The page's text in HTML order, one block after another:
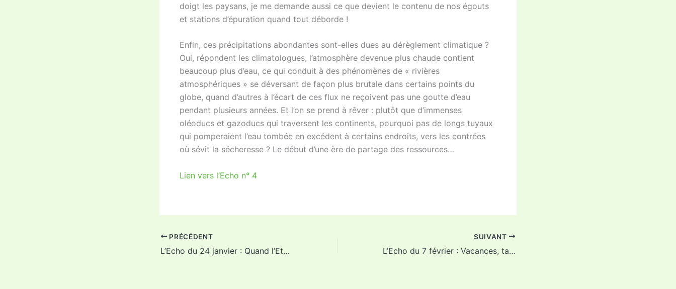
doigt les paysans, je me demande aussi ce que devient le contenu de nos égouts
et stations d’épuration quand tout déborde !
Enfin, ces précipitations abondantes sont-elles dues au dérèglement climatique ?
Oui, répondent les climatologues, l’atmosphère devenue plus chaude contient
beaucoup plus d’eau, ce qui conduit à des phénomènes de « rivières
atmosphériques » se déversant de façon plus brutale dans certains points du
globe, quand d’autres à l’écart de ces flux ne reçoivent pas une goutte d’eau
pendant plusieurs années. Et l’on se prend à rêver : plutôt que d’immenses
oléoducs et gazoducs qui traversent les continents, pourquoi pas de longs tuyaux
qui pomperaient l’eau tombée en excédent à certains endroits, vers les contrées
où sévit la sécheresse ? Le début d’une ère de partage des ressources…
Lien vers l’Echo n° 4
PRÉCÉDENT
L’Echo du 24 janvier : Quand l’Etat ne protège plus…
SUIVANT
L’Echo du 7 février : Vacances, taillons nos branches